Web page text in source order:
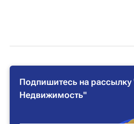
Подпишитесь на
Недвижимость"